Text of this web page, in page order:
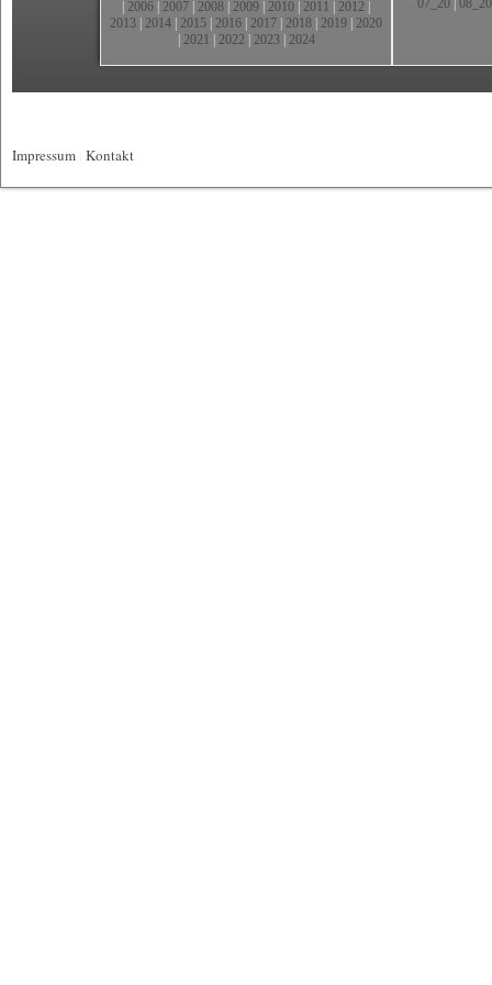
2006 2007 2008 2009 2010 2011 2012
2013 2014 2015 2016 2017 2018 2019 2020
2021 2022 2023| 2024
07_20 08_20
Impressum Kontakt